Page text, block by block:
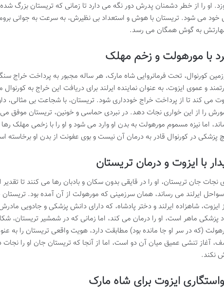
او را از خطر دشمنان پدرش دور نگه می دارد تا زمانی که تریستان بزرگ
می شود. تریستان با هوش و استعداد بی نظیرش، به سرعت به جوانی
به گوش همگان می رسد.
با مورهولت و زخم مهلک
کورنوال، تحت فرمانروایی شاه مارک، هر ساله مجبور به پرداخت خراج
و عموی ایزوت، به عنوان نماینده ایرلند برای دریافت این خراج به
می کند تا از پرداخت خراج خودداری شود. تریستان، با شجاعت بی مثالی،
را از این خواری نجات دهد. در نبردی حماسی و خونین، تریستان موفق
اما نیزه مسموم مورهولت به بدن او وارد می شود و او را با زخمی
پزشکی در کورنوال قادر به درمان آن نیست و بوی عفونت از بدن او برخاسته
با ایزوت و درمان تریستان
نجات جان تریستان، او را در قایقی بدون سکان و بادبان رها می کنند تا
ایرلند می رساند، همان سرزمینی که مورهولت از آن آمده بود.
ایزوت، شاهزاده ایرلند و دختر پادشاه، که دارای دانش پزشکی و جادویی
پزشکی ماهر است، او را درمان می کند، اما زمانی که در شمشیر تریستان،
(که در سر او جا مانده بود) مطابقت دارد، هویت واقعی تریستان را
آغاز تنشی عمیق میان آن دو است، اما از آنجا که تریستان جان او را نجات
نکند.
ایزوت برای شاه مارک